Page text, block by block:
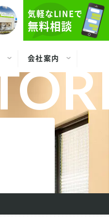
気軽なLINEで
無料相談
会社案内